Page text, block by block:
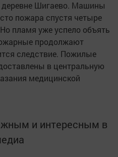
деревне Шигаево. Машины
пожара спустя четыре
пламя уже успело объять
продолжают
следствие. Пожилые
в центральную
медицинской
и интересным в